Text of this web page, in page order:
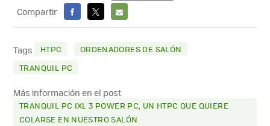
Compartir
FACEBOOK
X
E-
MAIL
Tags HTPC
ORDENADORES DE SALÓN
TRANQUIL PC
Más información en el post
TRANQUIL PC IXL 3 POWER PC, UN HTPC QUE QUIERE
COLARSE EN NUESTRO SALÓN